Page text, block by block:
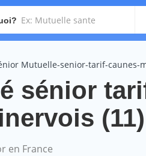
Mutuelle-senior-tarif-caunes-
sénior
(11)
en France